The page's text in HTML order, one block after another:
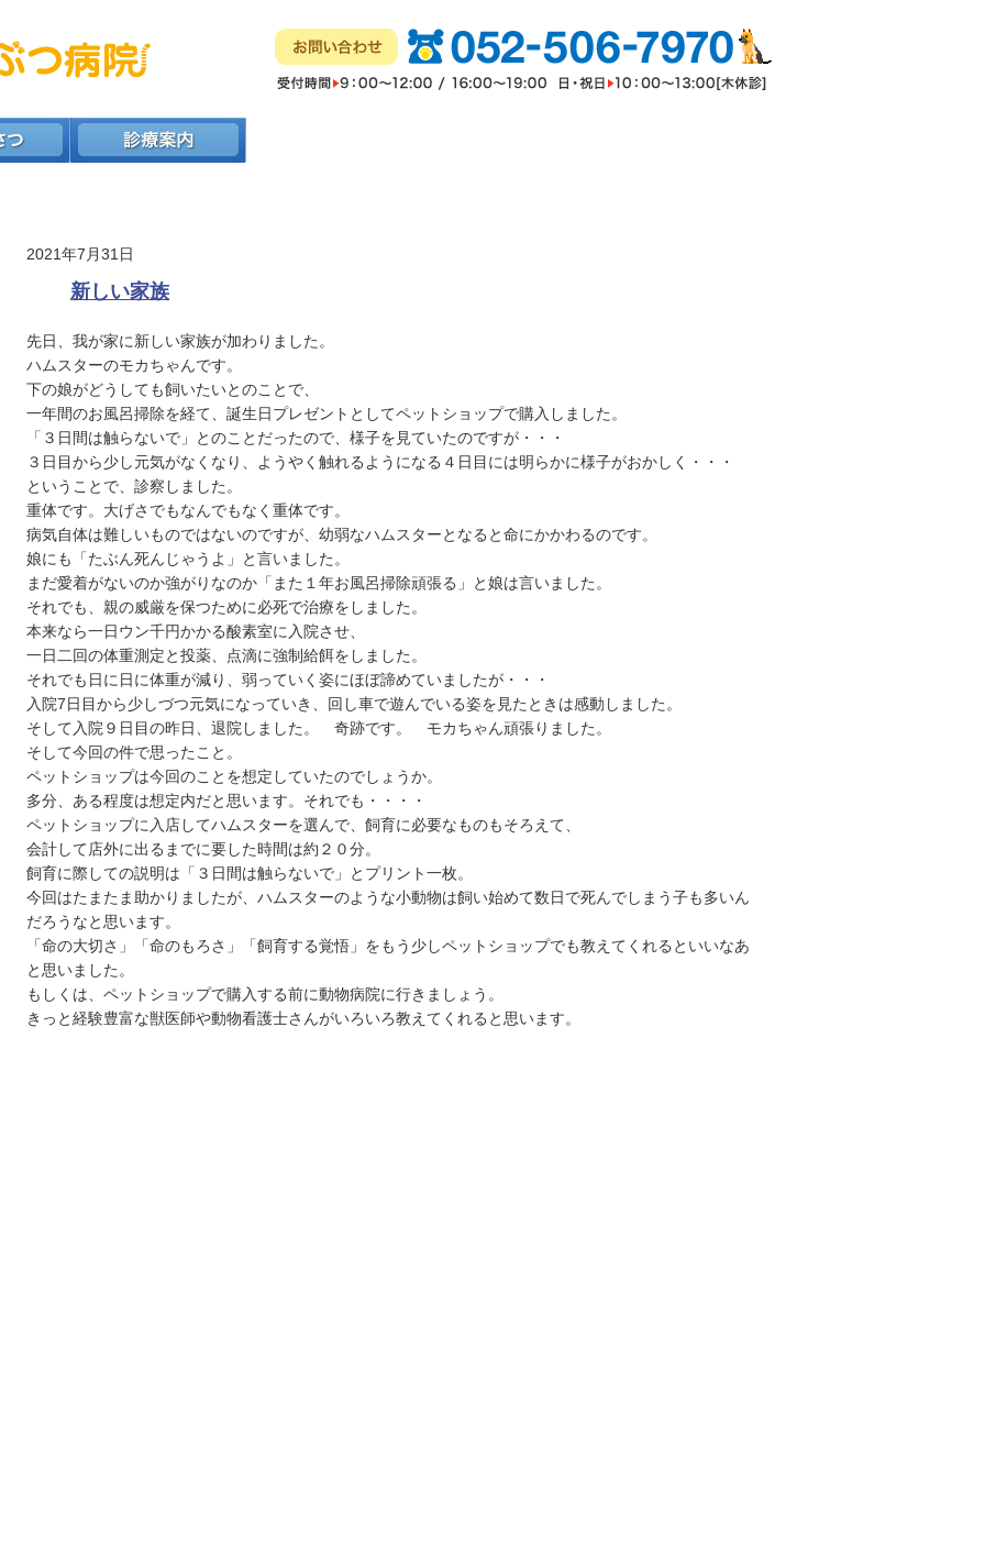
2021年7月31日
新しい家族
先日、我が家に新しい家族が加わりました。
ハムスターのモカちゃんです。
下の娘がどうしても飼いたいとのことで、
一年間のお風呂掃除を経て、誕生日プレゼントとしてペットショップで購入しました。
「３日間は触らないで」とのことだったので、様子を見ていたのですが・・・
３日目から少し元気がなくなり、ようやく触れるようになる４日目には明らかに様子がおかしく・・・
ということで、診察しました。
重体です。大げさでもなんでもなく重体です。
病気自体は難しいものではないのですが、幼弱なハムスターとなると命にかかわるのです。
娘にも「たぶん死んじゃうよ」と言いました。
まだ愛着がないのか強がりなのか「また１年お風呂掃除頑張る」と娘は言いました。
それでも、親の威厳を保つために必死で治療をしました。
本来なら一日ウン千円かかる酸素室に入院させ、
一日二回の体重測定と投薬、点滴に強制給餌をしました。
それでも日に日に体重が減り、弱っていく姿にほぼ諦めていましたが・・・
入院7日目から少しづつ元気になっていき、回し車で遊んでいる姿を見たときは感動しました。
そして入院９日目の昨日、退院しました。 奇跡です。 モカちゃん頑張りました。
そして今回の件で思ったこと。
ペットショップは今回のことを想定していたのでしょうか。
多分、ある程度は想定内だと思います。それでも・・・・
ペットショップに入店してハムスターを選んで、飼育に必要なものもそろえて、
会計して店外に出るまでに要した時間は約２０分。
飼育に際しての説明は「３日間は触らないで」とプリント一枚。
今回はたまたま助かりましたが、ハムスターのような小動物は飼い始めて数日で死んでしまう子も多いん
だろうなと思います。
「命の大切さ」「命のもろさ」「飼育する覚悟」をもう少しペットショップでも教えてくれるといいなあ
と思いました。
もしくは、ペットショップで購入する前に動物病院に行きましょう。
きっと経験豊富な獣医師や動物看護士さんがいろいろ教えてくれると思います。